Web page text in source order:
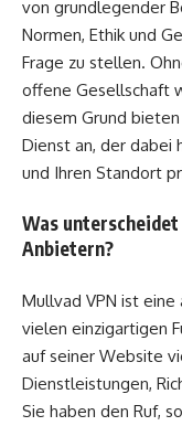
von grundlegender
Normen, Ethik und
Frage zu stellen.
offene Gesellschaft
diesem Grund
Dienst an, der
und Ihren Standort
Was unterscheidet
Anbietern?
Mullvad VPN ist
vielen einzigartigen
auf seiner Website
Dienstleistungen,
Sie haben den Ruf,